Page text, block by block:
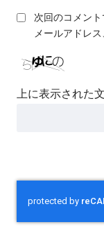
次回のコメン
メールアドレ
上に表示された